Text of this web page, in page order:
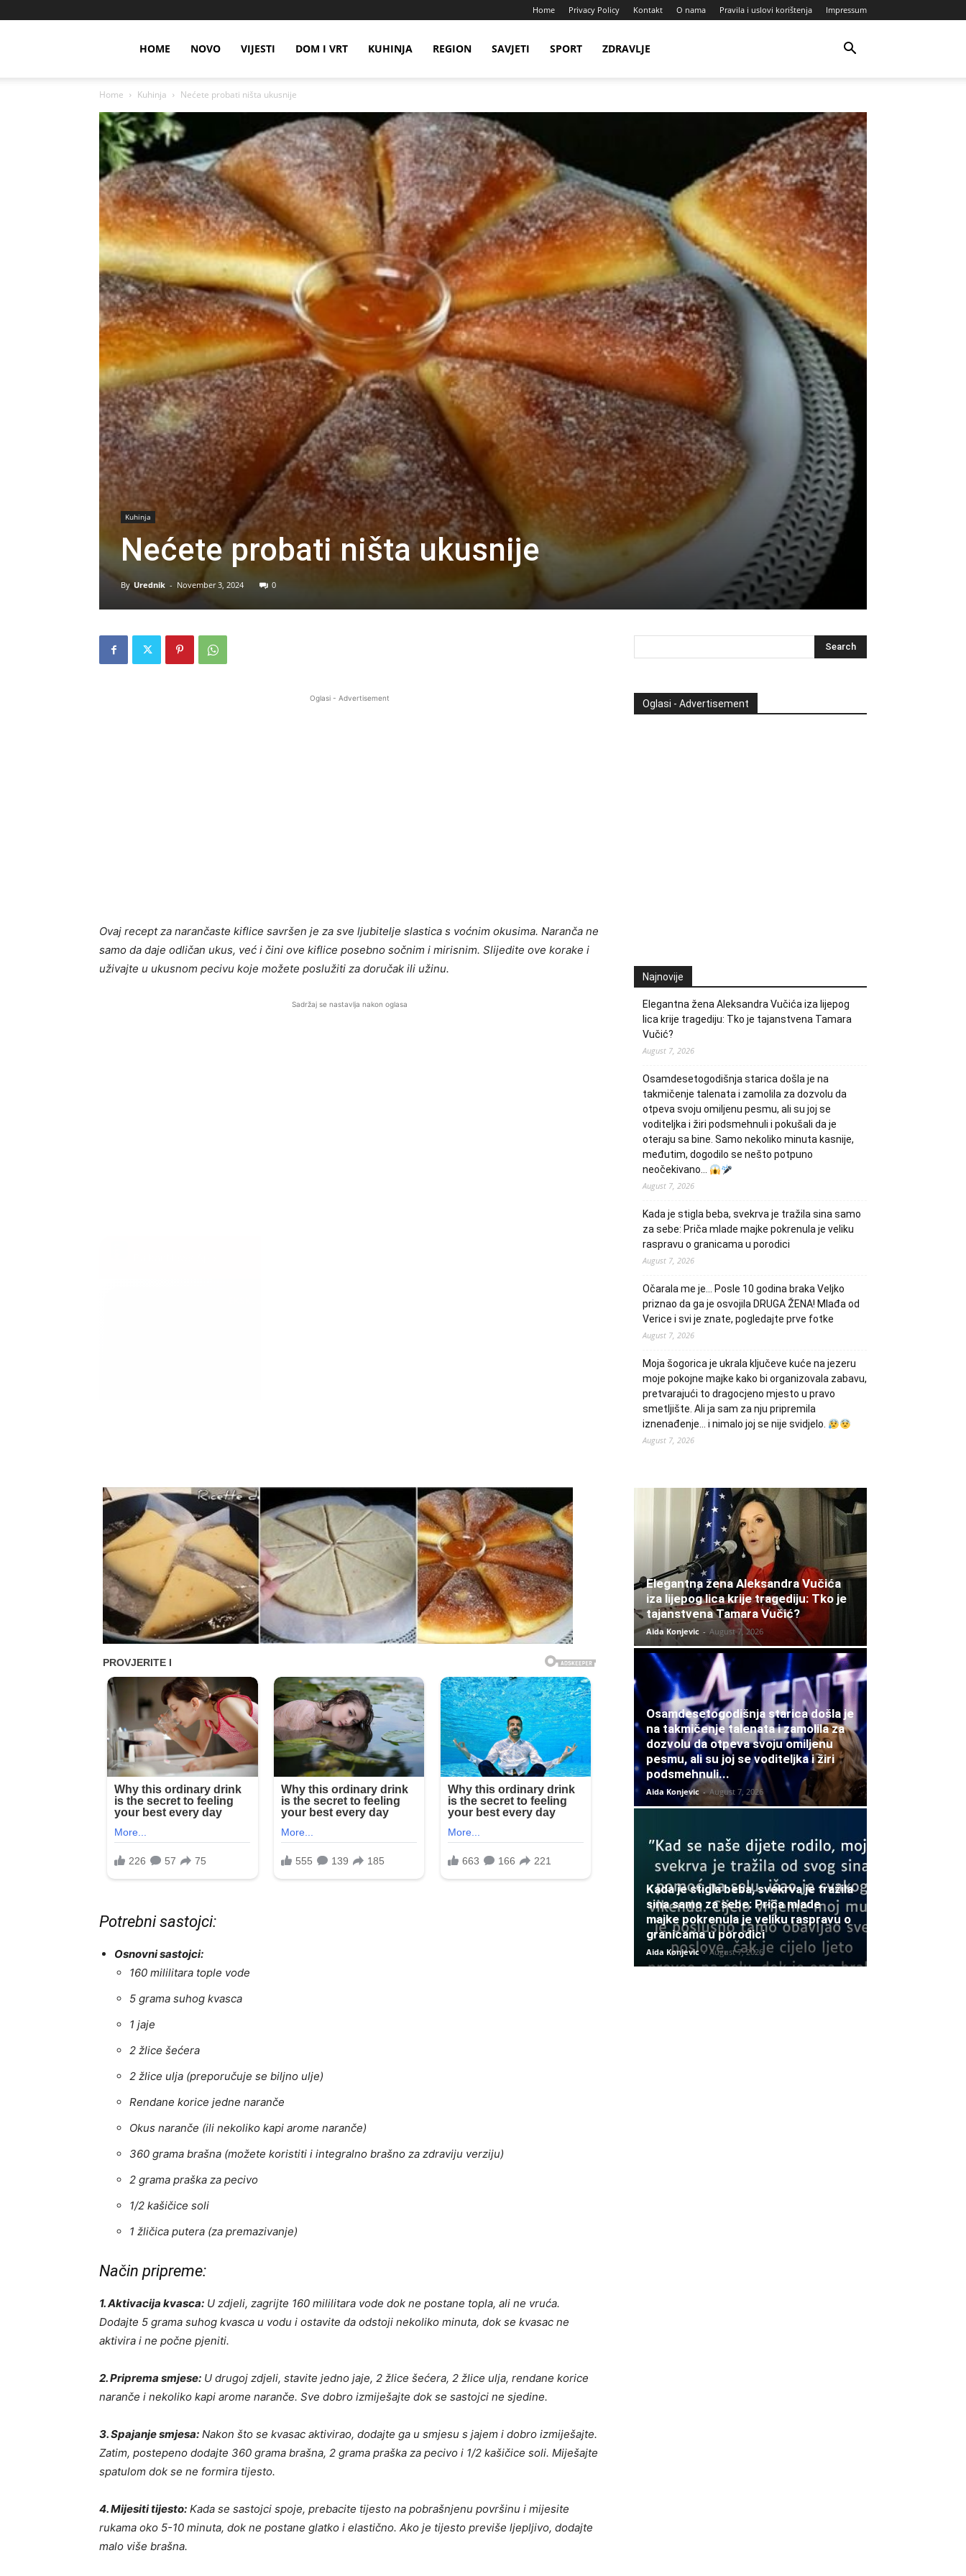
Home Privacy Policy Kontakt O nama Pravila i uslovi korištenja Impressum
HOME NOVO VIJESTI DOM I VRT KUHINJA REGION SAVJETI SPORT ZDRAVLJE
Home Kuhinja Nećete probati ništa ukusnije
Kuhinja
Nećete probati ništa ukusnije
By Urednik - November 3, 2024 0
Oglasi - Advertisement
Ovaj recept za narančaste kiflice savršen je za sve ljubitelje slastica s voćnim okusima. Naranča ne
samo da daje odličan ukus, već i čini ove kiflice posebno sočnim i mirisnim. Slijedite ove korake i
uživajte u ukusnom pecivu koje možete poslužiti za doručak ili užinu.
Sadržaj se nastavlja nakon oglasa
Potrebni sastojci:
Osnovni sastojci:
160 mililitara tople vode
5 grama suhog kvasca
1 jaje
2 žlice šećera
2 žlice ulja (preporučuje se biljno ulje)
Rendane korice jedne naranče
Okus naranče (ili nekoliko kapi arome naranče)
360 grama brašna (možete koristiti i integralno brašno za zdraviju verziju)
2 grama praška za pecivo
1/2 kašičice soli
1 žličica putera (za premazivanje)
Način pripreme:
1. Aktivacija kvasca: U zdjeli, zagrijte 160 mililitara vode dok ne postane topla, ali ne vruća.
Dodajte 5 grama suhog kvasca u vodu i ostavite da odstoji nekoliko minuta, dok se kvasac ne
aktivira i ne počne pjeniti.
2. Priprema smjese: U drugoj zdjeli, stavite jedno jaje, 2 žlice šećera, 2 žlice ulja, rendane korice
naranče i nekoliko kapi arome naranče. Sve dobro izmiješajte dok se sastojci ne sjedine.
3. Spajanje smjesa: Nakon što se kvasac aktivirao, dodajte ga u smjesu s jajem i dobro izmiješajte.
Zatim, postepeno dodajte 360 grama brašna, 2 grama praška za pecivo i 1/2 kašičice soli. Miješajte
spatulom dok se ne formira tijesto.
4. Mijesiti tijesto: Kada se sastojci spoje, prebacite tijesto na pobrašnjenu površinu i mijesite
rukama oko 5-10 minuta, dok ne postane glatko i elastično. Ako je tijesto previše ljepljivo, dodajte
malo više brašna.
Oglasi - Advertisement
Najnovije
Elegantna žena Aleksandra Vučića iza lijepog
lica krije tragediju: Tko je tajanstvena Tamara
Vučić?
August 7, 2026
Osamdesetogodišnja starica došla je na
takmičenje talenata i zamolila za dozvolu da
otpeva svoju omiljenu pesmu, ali su joj se
voditeljka i žiri podsmehnuli i pokušali da je
oteraju sa bine. Samo nekoliko minuta kasnije,
međutim, dogodilo se nešto potpuno
neočekivano…
August 7, 2026
Kada je stigla beba, svekrva je tražila sina samo
za sebe: Priča mlade majke pokrenula je veliku
raspravu o granicama u porodici
August 7, 2026
Očarala me je… Posle 10 godina braka Veljko
priznao da ga je osvojila DRUGA ŽENA! Mlađa od
Verice i svi je znate, pogledajte prve fotke
August 7, 2026
Moja šogorica je ukrala ključeve kuće na jezeru
moje pokojne majke kako bi organizovala zabavu,
pretvarajući to dragocjeno mjesto u pravo
smetljište. Ali ja sam za nju pripremila
iznenađenje… i nimalo joj se nije svidjelo.
August 7, 2026
Elegantna žena Aleksandra Vučića
iza lijepog lica krije tragediju: Tko je
tajanstvena Tamara Vučić?
Aida Konjevic - August 7, 2026
Osamdesetogodišnja starica došla je
na takmičenje talenata i zamolila za
dozvolu da otpeva svoju omiljenu
pesmu, ali su joj se voditeljka i žiri
podsmehnuli...
Aida Konjevic - August 7, 2026
Kada je stigla beba, svekrva je tražila
sina samo za sebe: Priča mlade
majke pokrenula je veliku raspravu o
granicama u porodici
Aida Konjevic - August 7, 2026